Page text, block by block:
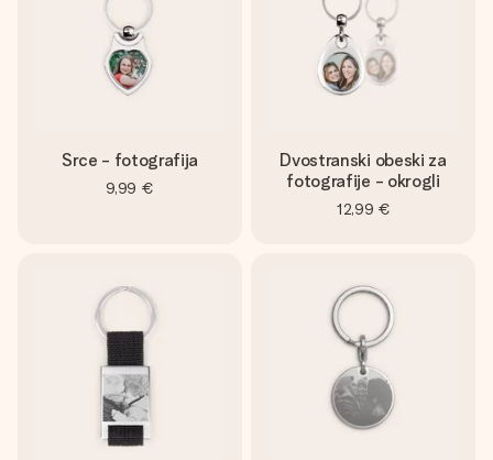
Srce - fotografija
9,99 €
Dvostranski obeski za
fotografije - okrogli
12,99 €